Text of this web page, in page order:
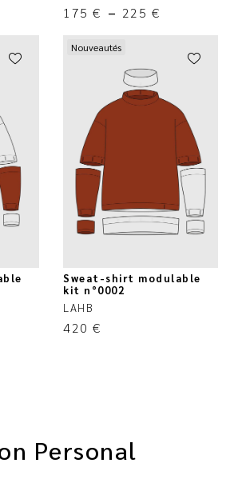
175 € – 225 €
Nouveautés
Sweat-shirt modulable
kit n°0002
LAHB
420 €
Personal